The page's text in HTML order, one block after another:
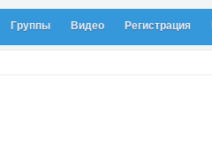
Группы Видео Регистрация